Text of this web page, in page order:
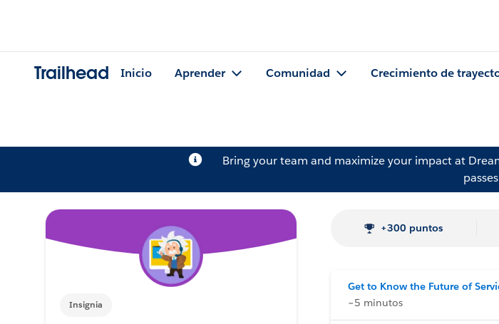
Trailhead Inicio Aprender Comunidad Crecimiento de
Bring your team and maximize your impact at
Insignia
+300 puntos
Get to Know the Future of
~5 minutos